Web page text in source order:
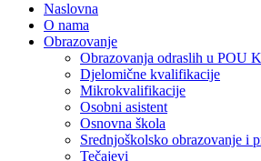
Naslovna
O nama
Obrazovanje
Obrazovanja odraslih u POU
Djelomične kvalifikacije
Mikrokvalifikacije
Osobni asistent
Osnovna škola
Srednjoškolsko obrazovanje i
Tečajevi